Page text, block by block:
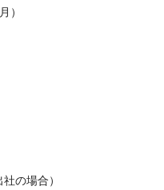
）
の場合）